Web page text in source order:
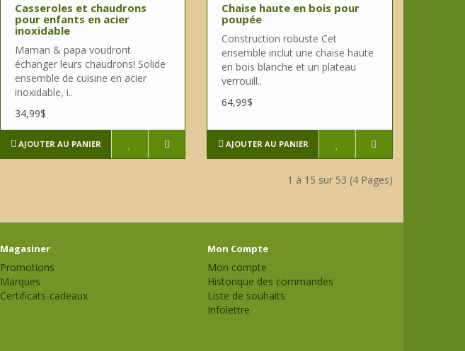
Casseroles et chaudrons
pour enfants en acier
inoxidable
Maman & papa voudront
échanger leurs chaudrons! Solide
ensemble de cuisine en acier
inoxidable, i..
34,99$
AJOUTER AU PANIER
Chaise haute en bois pour
poupée
Construction robuste Cet
ensemble inclut une chaise haute
en bois blanche et un plateau
verrouill..
64,99$
AJOUTER AU PANIER
1 à 15 sur 53 (4 Pages)
Magasiner
Promotions
Marques
Certificats-cadeaux
Mon Compte
Mon compte
Historique des commandes
Liste de souhaits
Infolettre